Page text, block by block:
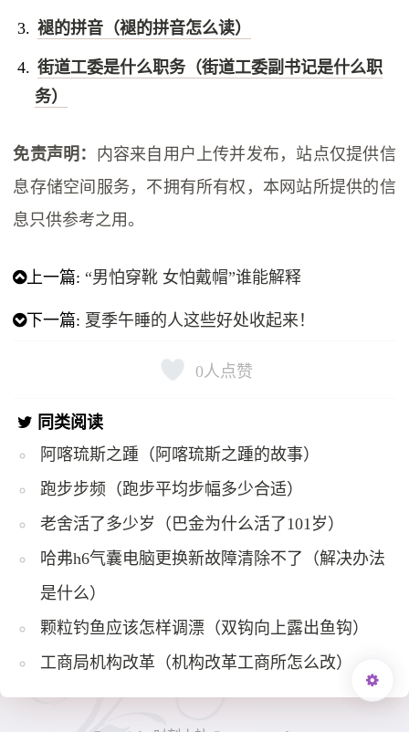
褪的拼音（褪的拼音怎么读）
街道工委是什么职务（街道工委副书记是什么职
务）
免责声明： 内容来自用户上传并发布，站点仅提供信
息存储空间服务，不拥有所有权，本网站所提供的信
息只供参考之用。
上一篇: “男怕穿靴 女怕戴帽”谁能解释
下一篇: 夏季午睡的人这些好处收起来！
0人点赞
同类阅读
阿喀琉斯之踵（阿喀琉斯之踵的故事）
跑步步频（跑步平均步幅多少合适）
老舍活了多少岁（巴金为什么活了101岁）
哈弗h6气囊电脑更换新故障清除不了（解决办法
是什么）
颗粒钓鱼应该怎样调漂（双钩向上露出鱼钩）
工商局机构改革（机构改革工商所怎么改）